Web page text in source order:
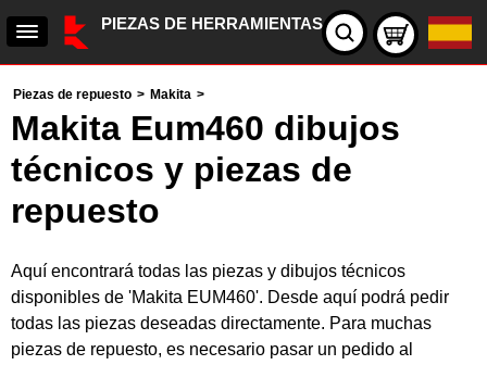
PIEZAS DE HERRAMIENTAS
Piezas de repuesto > Makita >
Makita Eum460 dibujos
técnicos y piezas de
repuesto
Aquí encontrará todas las piezas y dibujos técnicos
disponibles de 'Makita EUM460'. Desde aquí podrá pedir
todas las piezas deseadas directamente. Para muchas
piezas de repuesto, es necesario pasar un pedido al